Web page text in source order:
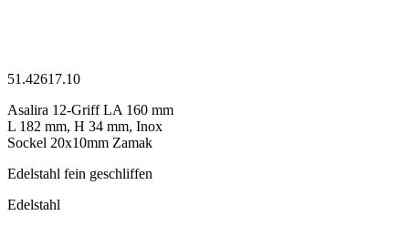
51.42617.10
Asalira 12-Griff LA 160 mm
L 182 mm, H 34 mm, Inox
Sockel 20x10mm Zamak
Edelstahl fein geschliffen
Edelstahl